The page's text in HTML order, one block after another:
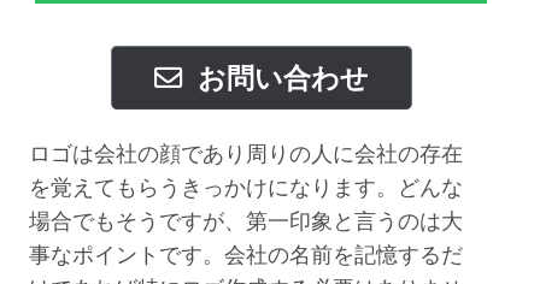
お問い合わせ
ロゴは会社の顔であり周りの人に会社の存在
を覚えてもらうきっかけになります。どんな
場合でもそうですが、第一印象と言うのは大
事なポイントです。会社の名前を記憶するだ